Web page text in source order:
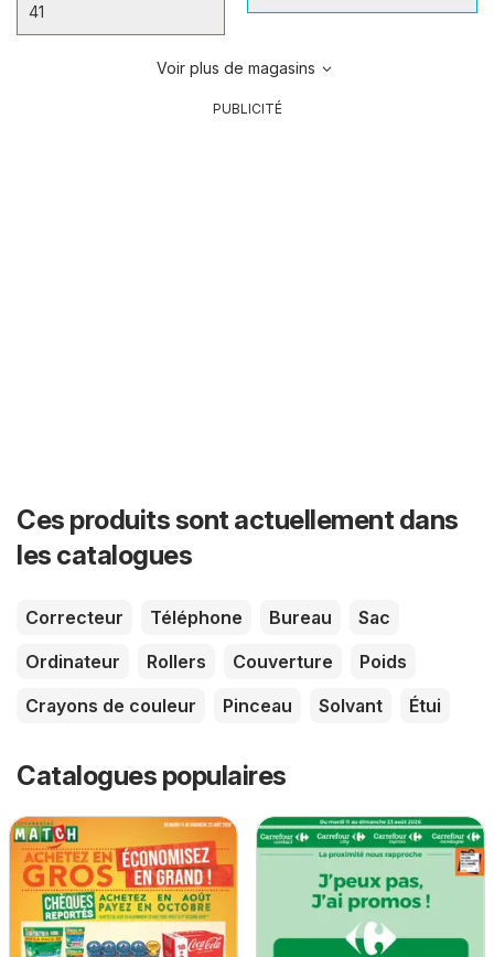
41
Voir plus de magasins
PUBLICITÉ
Ces produits sont actuellement dans
les catalogues
Correcteur Téléphone Bureau
Sac
Ordinateur
Rollers Couverture
Poids
Crayons de couleur
Pinceau Solvant Étui
Catalogues populaires